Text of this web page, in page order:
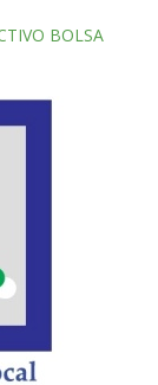
BOLSA